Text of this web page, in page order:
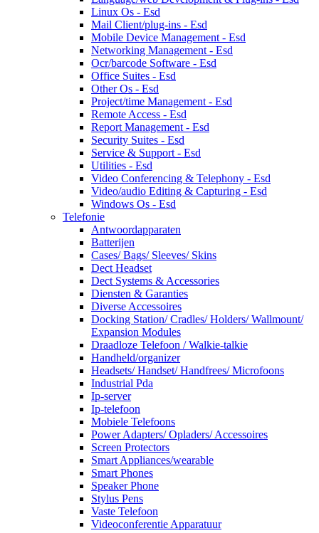
Linux Os - Esd
Mail Client/plug-ins - Esd
Mobile Device Management - Esd
Networking Management - Esd
Ocr/barcode Software - Esd
Office Suites - Esd
Other Os - Esd
Project/time Management - Esd
Remote Access - Esd
Report Management - Esd
Security Suites - Esd
Service & Support - Esd
Utilities - Esd
Video Conferencing & Telephony - Esd
Video/audio Editing & Capturing - Esd
Windows Os - Esd
Telefonie
Antwoordapparaten
Batterijen
Cases/ Bags/ Sleeves/ Skins
Dect Headset
Dect Systems & Accessories
Diensten & Garanties
Diverse Accessoires
Docking Station/ Cradles/ Holders/ Wallmount/
Expansion Modules
Draadloze Telefoon / Walkie-talkie
Handheld/organizer
Headsets/ Handset/ Handfrees/ Microfoons
Industrial Pda
Ip-server
Ip-telefoon
Mobiele Telefoons
Power Adapters/ Opladers/ Accessoires
Screen Protectors
Smart Appliances/wearable
Smart Phones
Speaker Phone
Stylus Pens
Vaste Telefoon
Videoconferentie Apparatuur